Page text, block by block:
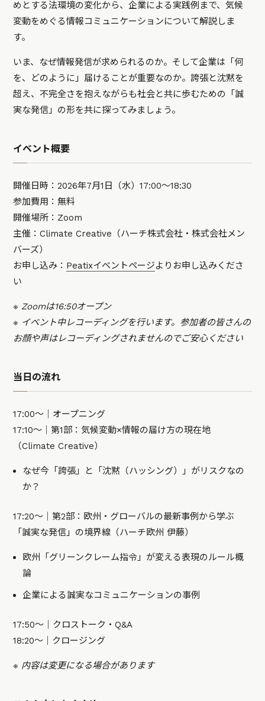
めとする法環境の変化から、企業による実践例まで、気候
変動をめぐる情報コミュニケーションについて解説しま
す。
いま、なぜ情報発信が求められるのか。そして企業は「何
を、どのように」届けることが重要なのか。誇張と沈黙を
超え、不完全さを抱えながらも社会と共に歩むための「誠
実な発信」の形を共に探ってみましょう。
イベント概要
開催日時：2026年7月1日（水）17:00〜18:30
参加費用：無料
開催場所：Zoom
主催：Climate Creative（ハーチ株式会社・株式会社メン
バーズ）
お申し込み： Peatixイベントページよりお申し込みくださ
い
※ Zoomは16:50オープン
※ イベント中レコーディングを行います。参加者の皆さんの
お顔や声はレコーディングされませんのでご安心ください
当日の流れ
17:00～｜オープニング
17:10～｜第1部：気候変動×情報の届け方の現在地
（Climate Creative）
なぜ今「誇張」と「沈黙（ハッシング）」がリスクなの
か？
17:20〜｜第2部：欧州・グローバルの最新事例から学ぶ
「誠実な発信」の境界線（ハーチ欧州 伊藤）
欧州「グリーンクレーム指令」が変える表現のルール概
論
企業による誠実なコミュニケーションの事例
17:50～｜クロストーク・Q&A
18:20〜｜クロージング
※ 内容は変更になる場合があります